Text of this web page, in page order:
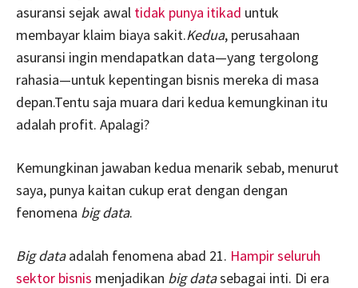
asuransi sejak awal tidak punya itikad untuk
membayar klaim biaya sakit.Kedua, perusahaan
asuransi ingin mendapatkan data—yang tergolong
rahasia—untuk kepentingan bisnis mereka di masa
depan.Tentu saja muara dari kedua kemungkinan itu
adalah profit. Apalagi?
Kemungkinan jawaban kedua menarik sebab, menurut
saya, punya kaitan cukup erat dengan dengan
fenomena big data.
Big dataadalah fenomena abad 21. Hampir seluruh
sektor bisnis menjadikan big datasebagai inti. Di era